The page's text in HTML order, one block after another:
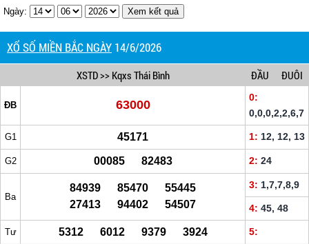
Ngày:
XỔ SỐ MIỀN BẮC NGÀY 14/6/2026
XSTD>> Kqxs Thái Bình ĐẦU ĐUÔI
ĐB 63000
0:
0,0,0,2,2,6,7
G1 45171 1: 12, 12, 13
G2 00085 82483 2: 24
Ba
84939 85470 55445
27413 94402 54507
3: 1,7,7,8,9
4: 45, 48
Tư 5312 6012 9379 3924 5: